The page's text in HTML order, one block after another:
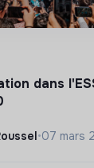
dans
•07 mars